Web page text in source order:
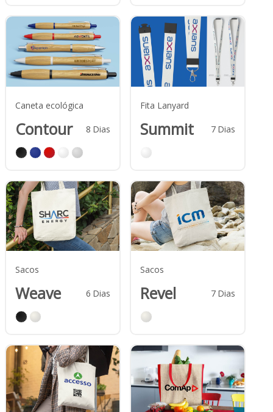
Caneta ecológica
Contour 8 Dias
Fita Lanyard
Summit 7 Dias
Sacos
Weave 6 Dias
Sacos
Revel 7 Dias